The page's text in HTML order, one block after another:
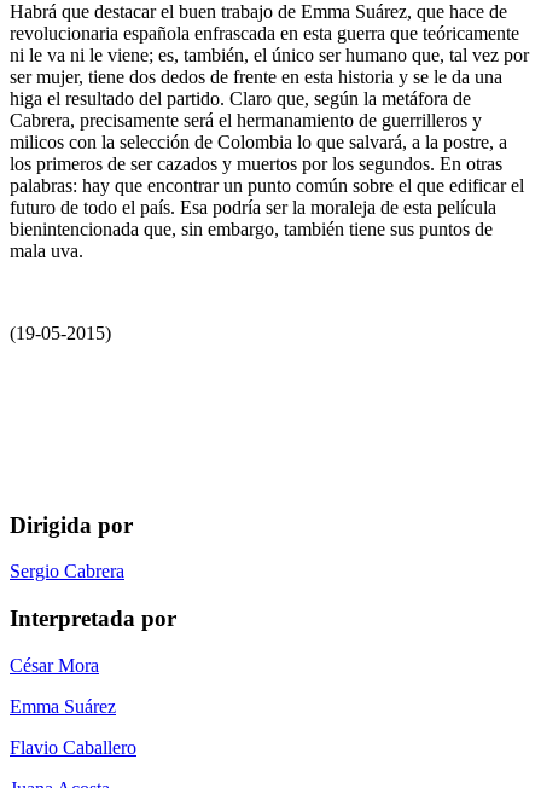
Habrá que destacar el buen trabajo de Emma Suárez, que hace de
revolucionaria española enfrascada en esta guerra que teóricamente
ni le va ni le viene; es, también, el único ser humano que, tal vez por
ser mujer, tiene dos dedos de frente en esta historia y se le da una
higa el resultado del partido. Claro que, según la metáfora de
Cabrera, precisamente será el hermanamiento de guerrilleros y
milicos con la selección de Colombia lo que salvará, a la postre, a
los primeros de ser cazados y muertos por los segundos. En otras
palabras: hay que encontrar un punto común sobre el que edificar el
futuro de todo el país. Esa podría ser la moraleja de esta película
bienintencionada que, sin embargo, también tiene sus puntos de
mala uva.
(19-05-2015)
Dirigida por
Sergio Cabrera
Interpretada por
César Mora
Emma Suárez
Flavio Caballero